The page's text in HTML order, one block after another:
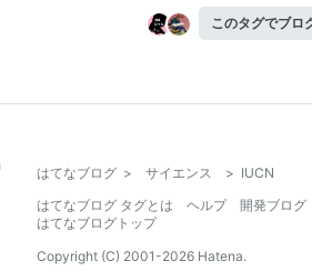
このタグでブロ
はてなブログ > サイエンス > IUCN
はてなブログ タグとは
ヘルプ
開発ブログ
はてなブログトップ
Copyright (C) 2001-2026 Hatena.